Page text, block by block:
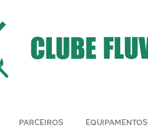
PARCEIROS EQUIPAMENTOS